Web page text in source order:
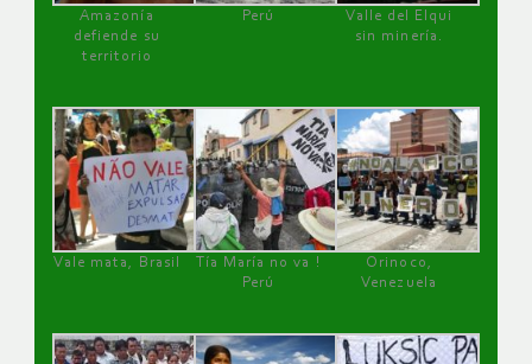
Amazonía
defiende su
territorio
Perú
Valle del Elqui
sin minería.
Vale mata, Brasil
Tía María no va !
Perú
Orinoco,
Venezuela